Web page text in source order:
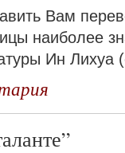
Вам
наиболее
Ин Лихуа